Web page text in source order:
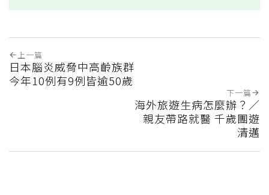
上一篇
日本腦炎威脅中高齡族群
今年10例有9例皆逾50歲
下一篇
海外旅遊生病怎麼辦？／
親友帶路就醫 千歲團遊
清邁